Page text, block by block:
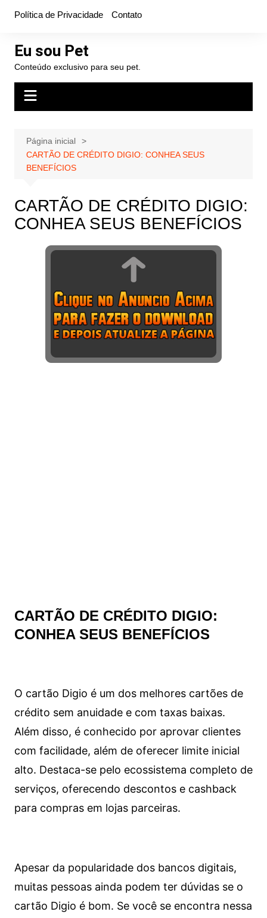
conteúdo
Política de Privacidade Contato
Eu sou Pet
Conteúdo exclusivo para seu pet.
Página inicial
CARTÃO DE CRÉDITO DIGIO: CONHEA SEUS
BENEFÍCIOS
CARTÃO DE CRÉDITO DIGIO:
CONHEA SEUS BENEFÍCIOS
CARTÃO DE CRÉDITO DIGIO:
CONHEA SEUS BENEFÍCIOS
O cartão Digio é um dos melhores cartões de
crédito sem anuidade e com taxas baixas.
Além disso, é conhecido por aprovar clientes
com facilidade, além de oferecer limite inicial
alto. Destaca-se pelo ecossistema completo de
serviços, oferecendo descontos e cashback
para compras em lojas parceiras.
Apesar da popularidade dos bancos digitais,
muitas pessoas ainda podem ter dúvidas se o
cartão Digio é bom. Se você se encontra nessa